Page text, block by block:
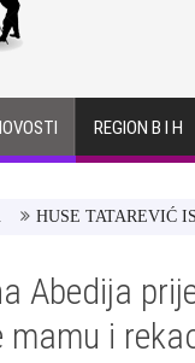
REGION B I H
TATAREVIĆ
Abedija
i